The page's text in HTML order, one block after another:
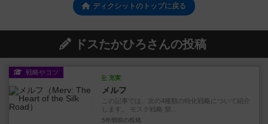
ディクシットのトップに戻る
ドスたかひろさんの投稿
戦略やコツ
充実
メルフ
この記事では、次の4種類の特化戦略について紹介
します。 モスク戦略 契...
5年弱前 の投稿